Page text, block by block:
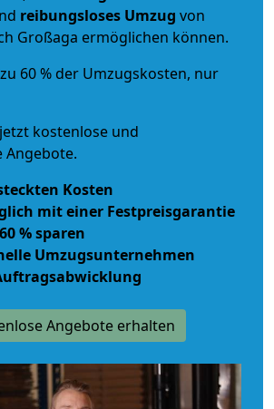
reibungsloses Umzug von
Großaga ermöglichen können.
60 % der Umzugskosten, nur
kostenlose und
Angebote.
Kosten
mit einer Festpreisgarantie
% sparen
Umzugsunternehmen
Angebote erhalten